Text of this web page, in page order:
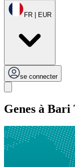
FR | EUR
se connecter
Genes à Bari